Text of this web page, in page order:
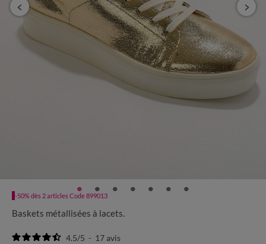
-50% dès 2 articles Code 899013
Baskets métallisées à lacets.
4.5/5 - 17avis